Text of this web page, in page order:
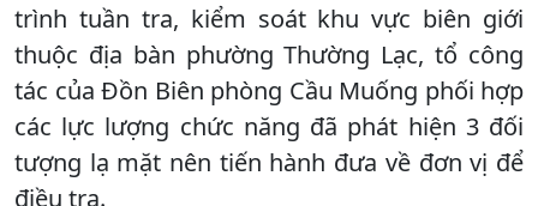
trình tuần tra, kiểm soát khu vực biên giới
thuộc địa bàn phường Thường Lạc, tổ công
tác của Đồn Biên phòng Cầu Muống phối hợp
các lực lượng chức năng đã phát hiện 3 đối
tượng lạ mặt nên tiến hành đưa về đơn vị để
điều tra.